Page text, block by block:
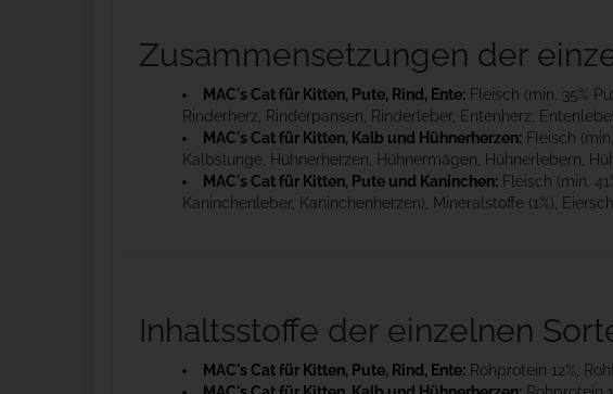
Zusammensetzungen der
MAC's Cat für Kitten, Pute, Rind, Ente: Fleisch (min. 35%
Rinderherz, Rinderpansen, Rinderleber, Entenherz,
MAC's Cat für Kitten, Kalb und Hühnerherzen: Fleisch
Kalbslunge, Hühnerherzen, Hühnermägen, Hühnerlebern,
MAC's Cat für Kitten, Pute und Kaninchen: Fleisch (min.
Kaninchenleber, Kaninchenherzen), Mineralstoffe (1%),
Inhaltsstoffe der einzelnen
MAC's Cat für Kitten, Pute, Rind, Ente: Rohprotein 12%,